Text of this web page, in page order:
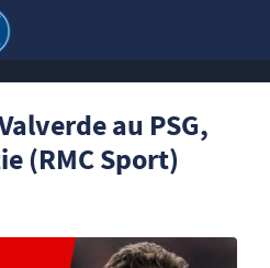
au PSG,
(RMC Sport)